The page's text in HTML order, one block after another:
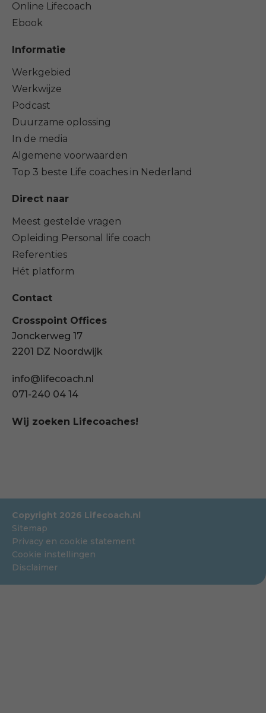
Online Lifecoach
Ebook
Informatie
Werkgebied
Werkwijze
Podcast
Duurzame oplossing
In de media
Algemene voorwaarden
Top 3 beste Life coaches in Nederland
Direct naar
Meest gestelde vragen
Opleiding Personal life coach
Referenties
Hét platform
Contact
Crosspoint Offices
Jonckerweg 17
2201 DZ Noordwijk
info@lifecoach.nl
071-240 04 14
Wij zoeken Lifecoaches!
Copyright 2026 Lifecoach.nl
Sitemap
Privacy en cookie statement
Cookie instellingen
Disclaimer